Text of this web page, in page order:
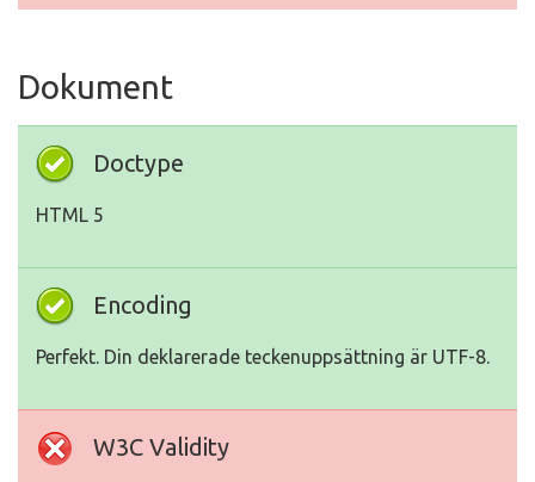
Dokument
Doctype
HTML 5
Encoding
Perfekt. Din deklarerade teckenuppsättning är UTF-8.
W3C Validity